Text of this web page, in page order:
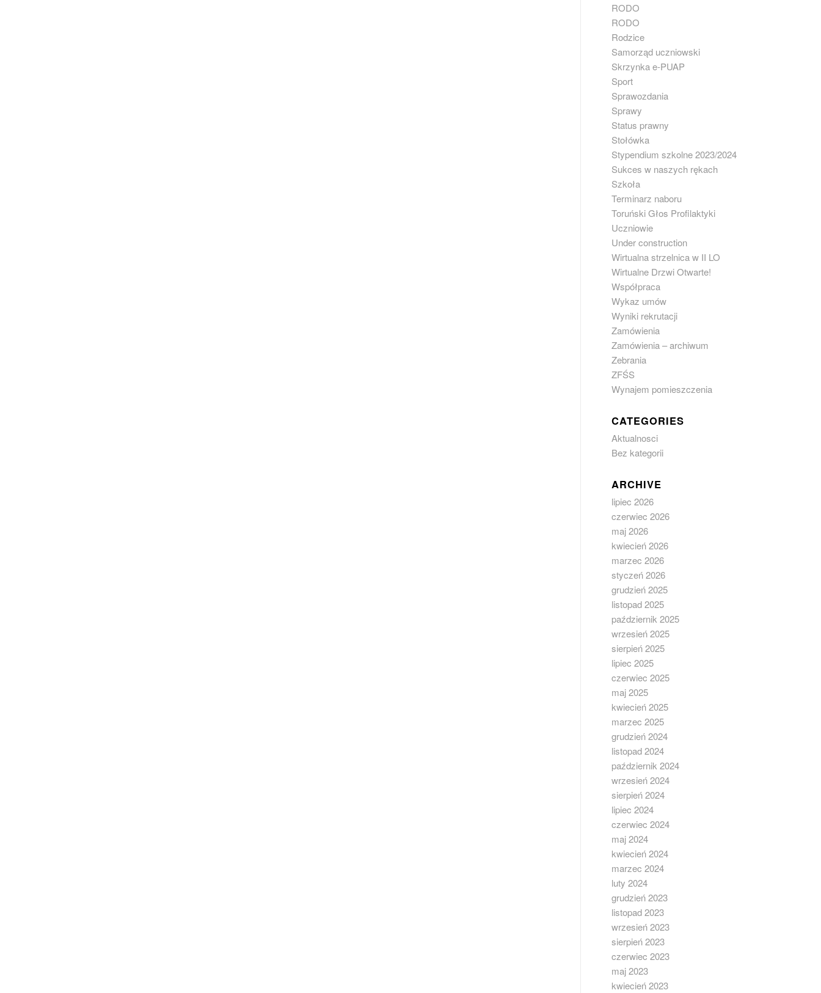
RODO
RODO
Rodzice
Samorząd uczniowski
Skrzynka e-PUAP
Sport
Sprawozdania
Sprawy
Status prawny
Stołówka
Stypendium szkolne 2023/2024
Sukces w naszych rękach
Szkoła
Terminarz naboru
Toruński Głos Profilaktyki
Uczniowie
Under construction
Wirtualna strzelnica w II LO
Wirtualne Drzwi Otwarte!
Współpraca
Wykaz umów
Wyniki rekrutacji
Zamówienia
Zamówienia – archiwum
Zebrania
ZFŚS
Wynajem pomieszczenia
CATEGORIES
Aktualnosci
Bez kategorii
ARCHIVE
lipiec 2026
czerwiec 2026
maj 2026
kwiecień 2026
marzec 2026
styczeń 2026
grudzień 2025
listopad 2025
październik 2025
wrzesień 2025
sierpień 2025
lipiec 2025
czerwiec 2025
maj 2025
kwiecień 2025
marzec 2025
grudzień 2024
listopad 2024
październik 2024
wrzesień 2024
sierpień 2024
lipiec 2024
czerwiec 2024
maj 2024
kwiecień 2024
marzec 2024
luty 2024
grudzień 2023
listopad 2023
wrzesień 2023
sierpień 2023
czerwiec 2023
maj 2023
kwiecień 2023